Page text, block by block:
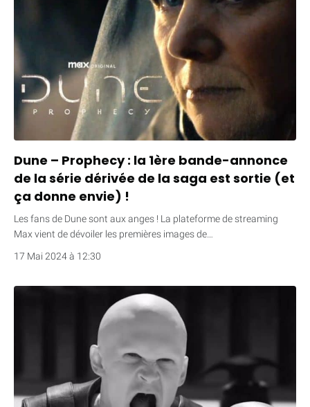
Dune – Prophecy : la 1ère bande-annonce
de la série dérivée de la saga est sortie (et
ça donne envie) !
Les fans de Dune sont aux anges ! La plateforme de streaming
Max vient de dévoiler les premières images de…
17 Mai 2024 à 12:30